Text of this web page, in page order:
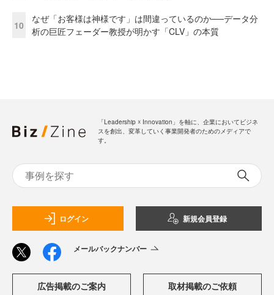
10
なぜ「お客様は神様です」は間違っているのか──データ分
析の巨匠フェーダー教授が明かす「CLV」の本質
「Leadership ☓ Innovation」を軸に、企業においてビジネ
スを創出、変革していく事業開発者のためのメディアで
す。
ログイン 新規会員登録
メールバックナンバー
広告掲載のご案内 取材掲載のご依頼